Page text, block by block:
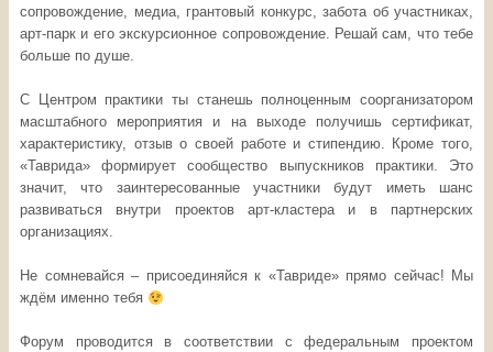
сопровождение, медиа, грантовый конкурс, забота об участниках,
арт-парк и его экскурсионное сопровождение. Решай сам, что тебе
больше по душе.
С Центром практики ты станешь полноценным соорганизатором
масштабного мероприятия и на выходе получишь сертификат,
характеристику, отзыв о своей работе и стипендию. Кроме того,
«Таврида» формирует сообщество выпускников практики. Это
значит, что заинтересованные участники будут иметь шанс
развиваться внутри проектов арт-кластера и в партнерских
организациях.
Не сомневайся – присоединяйся к «Тавриде» прямо сейчас! Мы
ждём именно тебя
Форум проводится в соответствии с федеральным проектом